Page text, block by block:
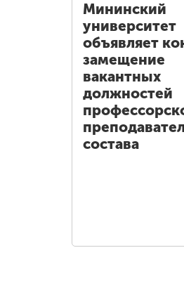
Мининский
университет
объявляет
замещение
вакантных
должностей
состава